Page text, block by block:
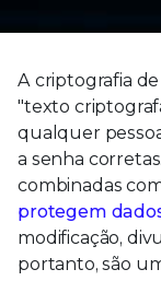
A criptografia
"texto
qualquer
a senha
combinadas
protegem
modificação,
portanto, são